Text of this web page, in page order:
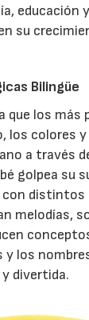
educación
su
Bilingüe
que los más
los colores y
a través
golpea su
distintos
melodías,
y los
divertida.